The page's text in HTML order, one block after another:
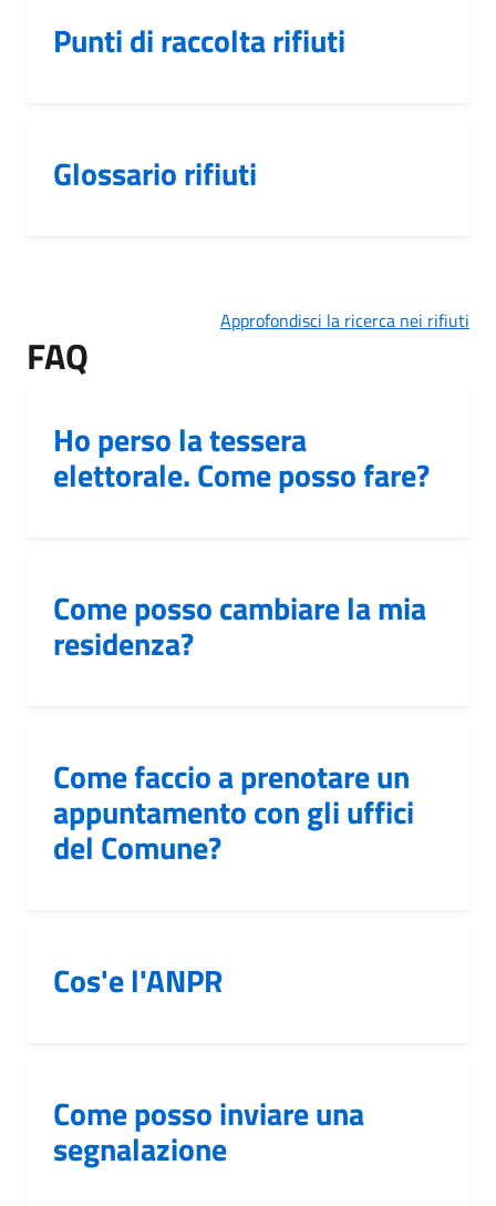
Punti di raccolta rifiuti
Glossario rifiuti
Approfondisci la ricerca nei rifiuti
FAQ
Ho perso la tessera
elettorale. Come posso fare?
Come posso cambiare la mia
residenza?
Come faccio a prenotare un
appuntamento con gli uffici
del Comune?
Cos'e l'ANPR
Come posso inviare una
segnalazione